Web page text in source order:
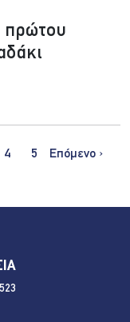
πρώτου
4 5 Επόμενο ›